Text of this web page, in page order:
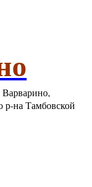
р-на Тамбовской